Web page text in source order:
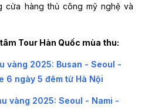
cửa hàng thủ công mỹ nghệ và
Tour Hàn Quốc mùa thu:
vàng 2025: Busan - Seoul -
6 ngày 5 đêm từ Hà Nội
vàng 2025: Seoul - Nami -